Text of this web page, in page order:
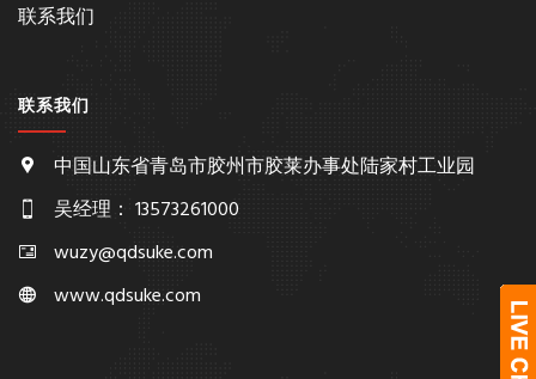
联系我们
联系我们
中国山东省青岛市胶州市胶莱办事处陆家村工业园
吴经理： 13573261000
wuzy@qdsuke.com
www.qdsuke.com